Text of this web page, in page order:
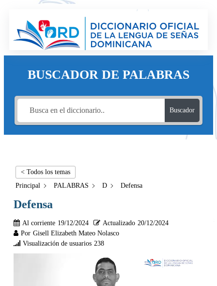
BUSCADOR DE PALABRAS
Buscador
< Todos los temas
Principal
PALABRAS D Defensa
Defensa
Al corriente 19/12/2024 Actualizado 20/12/2024
Por Gisell Elizabeth Mateo Nolasco
Visualización de usuarios 238